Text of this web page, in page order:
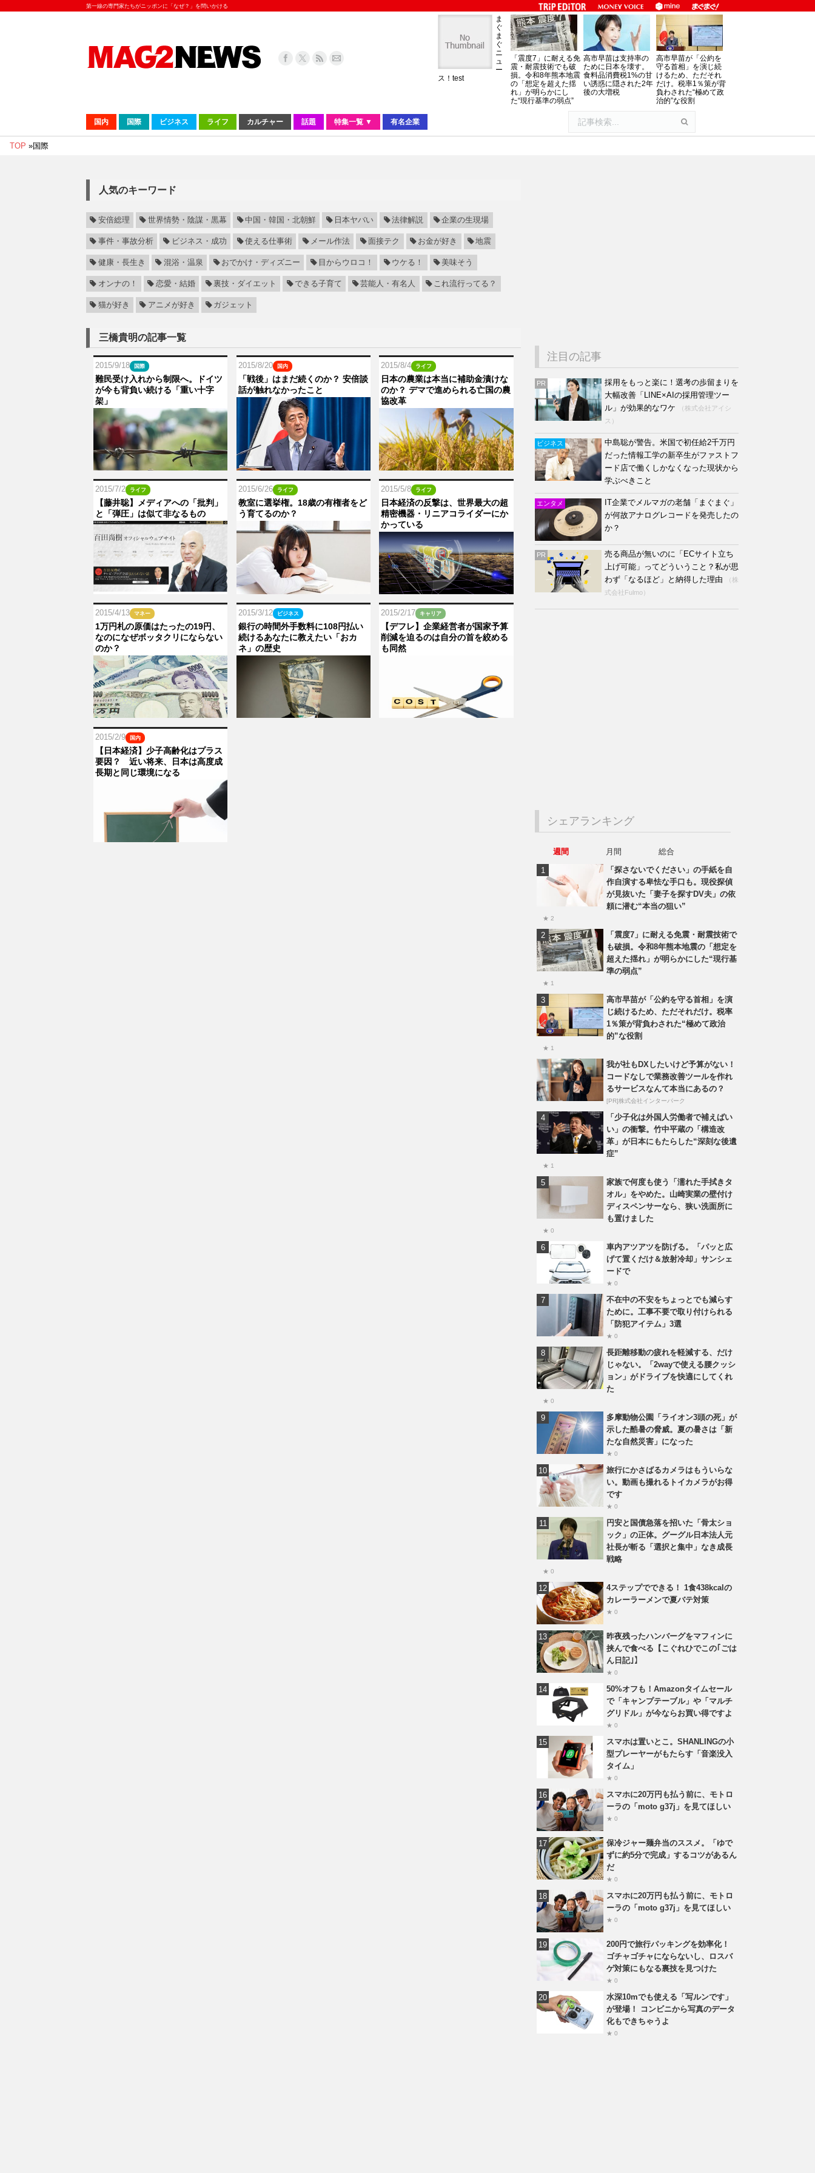
第一線の専門家たちがニッポンに「なぜ？」を問いかける
ま
ぐ
ま
ぐ
ニ
ュ
ー
ス！test
「震度7」に耐える免
震・耐震技術でも破
損。令和8年熊本地震
の「想定を超えた揺
れ」が明らかにし
た“現行基準の弱点”
高市早苗は支持率の
ために日本を壊す。
食料品消費税1%の甘
い誘惑に隠された2年
後の大増税
高市早苗が「公約を
守る首相」を演じ続
けるため、ただそれ
だけ。税率1％策が背
負わされた“極めて政
治的”な役割
国内 国際 ビジネス ライフ カルチャー 話題 特集一覧 ▼ 有名企業
TOP »国際
人気のキーワード
安倍総理 世界情勢・陰謀・黒幕 中国・韓国・北朝鮮 日本ヤバい 法律解説 企業の生現場
事件・事故分析 ビジネス・成功 使える仕事術 メール作法 面接テク お金が好き 地震
健康・長生き 混浴・温泉 おでかけ・ディズニー 目からウロコ！ ウケる！ 美味そう
オンナの！ 恋愛・結婚 裏技・ダイエット できる子育て 芸能人・有名人 これ流行ってる？
猫が好き アニメが好き ガジェット
三橋貴明の記事一覧
2015/9/18 国際
難民受け入れから制限へ。ドイツ
が今も背負い続ける「重い十字
架」
2015/8/20 国内
「戦後」はまだ続くのか？ 安倍談
話が触れなかったこと
2015/8/4 ライフ
日本の農業は本当に補助金漬けな
のか？ デマで進められる亡国の農
協改革
2015/7/2 ライフ
【藤井聡】メディアへの「批判」
と「弾圧」は似て非なるもの
2015/6/26 ライフ
教室に選挙権。18歳の有権者をど
う育てるのか？
2015/5/8 ライフ
日本経済の反撃は、世界最大の超
精密機器・リニアコライダーにか
かっている
2015/4/13 マネー
1万円札の原価はたったの19円、
なのになぜボッタクリにならない
のか？
2015/3/12 ビジネス
銀行の時間外手数料に108円払い
続けるあなたに教えたい「おカ
ネ」の歴史
2015/2/17 キャリア
【デフレ】企業経営者が国家予算
削減を迫るのは自分の首を絞める
も同然
2015/2/9 国内
【日本経済】少子高齢化はプラス
要因？ 近い将来、日本は高度成
長期と同じ環境になる
注目の記事
PR
採用をもっと楽に！選考の歩留まりを
大幅改善「LINE×AIの採用管理ツー
ル」が効果的なワケ
（株式会社アイシ
ス）
ビジネス
中島聡が警告。米国で初任給2千万円
だった情報工学の新卒生がファストフ
ード店で働くしかなくなった現状から
学ぶべきこと
エンタメ
IT企業でメルマガの老舗「まぐまぐ」
が何故アナログレコードを発売したの
か？
PR
売る商品が無いのに「ECサイト立ち
上げ可能」ってどういうこと？私が思
わず「なるほど」と納得した理由
（株
式会社Fulmo）
シェアランキング
週間 月間
総合
「探さないでください」の手紙を自
作自演する卑怯な手口も。現役探偵
が見抜いた「妻子を探すDV夫」の依
頼に潜む“本当の狙い”
★ 2
「震度7」に耐える免震・耐震技術で
も破損。令和8年熊本地震の「想定を
超えた揺れ」が明らかにした“現行基
準の弱点”
★ 1
高市早苗が「公約を守る首相」を演
じ続けるため、ただそれだけ。税率
1％策が背負わされた“極めて政治
的”な役割
★ 1
我が社もDXしたいけど予算がない！
コードなしで業務改善ツールを作れ
るサービスなんて本当にあるの？
[PR]株式会社インターパーク
「少子化は外国人労働者で補えばい
い」の衝撃。竹中平蔵の「構造改
革」が日本にもたらした“深刻な後遺
症”
★ 1
家族で何度も使う「濡れた手拭きタ
オル」をやめた。山崎実業の壁付け
ディスペンサーなら、狭い洗面所に
も置けました
★ 0
車内アツアツを防げる。「パッと広
げて置くだけ＆放射冷却」サンシェ
ードで
★ 0
不在中の不安をちょっとでも減らす
ために。工事不要で取り付けられる
「防犯アイテム」3選
★ 0
長距離移動の疲れを軽減する、だけ
じゃない。「2wayで使える腰クッシ
ョン」がドライブを快適にしてくれ
た
★ 0
多摩動物公園「ライオン3頭の死」が
示した酷暑の脅威。夏の暑さは「新
たな自然災害」になった
★ 0
旅行にかさばるカメラはもういらな
い。動画も撮れるトイカメラがお得
です
★ 0
円安と国債急落を招いた「骨太ショ
ック」の正体。グーグル日本法人元
社長が斬る「選択と集中」なき成長
戦略
★ 0
4ステップでできる！ 1食438kcalの
カレーラーメンで夏バテ対策
★ 0
昨夜残ったハンバーグをマフィンに
挟んで食べる【こぐれひでこの｢ごは
ん日記｣】
★ 0
50%オフも！Amazonタイムセール
で「キャンプテーブル」や「マルチ
グリドル」が今ならお買い得ですよ
★ 0
スマホは置いとこ。SHANLINGの小
型プレーヤーがもたらす「音楽没入
タイム」
★ 0
スマホに20万円も払う前に、モトロ
ーラの「moto g37j」を見てほしい
★ 0
保冷ジャー麺弁当のススメ。「ゆで
ずに約5分で完成」するコツがあるん
だ
★ 0
スマホに20万円も払う前に、モトロ
ーラの「moto g37j」を見てほしい
★ 0
200円で旅行パッキングを効率化！
ゴチャゴチャにならないし、ロスバ
ゲ対策にもなる裏技を見つけた
★ 0
水深10mでも使える「写ルンです」
が登場！ コンビニから写真のデータ
化もできちゃうよ
★ 0